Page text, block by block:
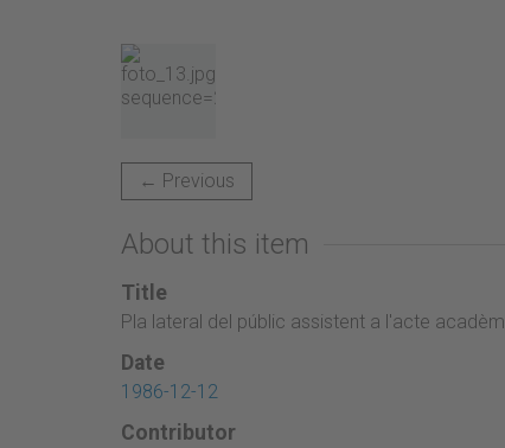
← Previous
About this item
Title
Pla lateral del públic assistent a l'acte
Date
1986-12-12
Contributor